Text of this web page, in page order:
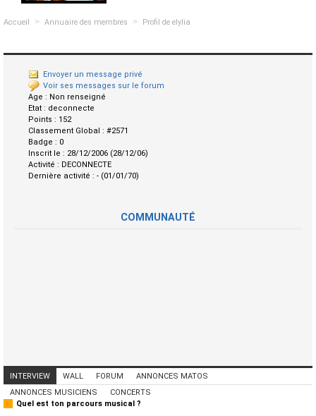
Accueil > Annuaire des membres > Profil de elylia
Envoyer un message privé
Voir ses messages sur le forum
Age : Non renseigné
Etat : deconnecte
Points : 152
Classement Global : #2571
Badge : 0
Inscrit le : 28/12/2006 (28/12/06)
Activité : DECONNECTE
Dernière activité : - (01/01/70)
COMMUNAUTÉ
INTERVIEW WALL FORUM
ANNONCES MATOS
ANNONCES MUSICIENS
CONCERTS
Quel est ton parcours musical ?